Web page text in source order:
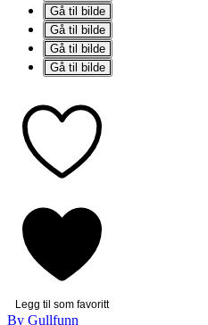
Gå til bilde
Gå til bilde
Gå til bilde
Gå til bilde
Legg til som favoritt
By Gullfunn